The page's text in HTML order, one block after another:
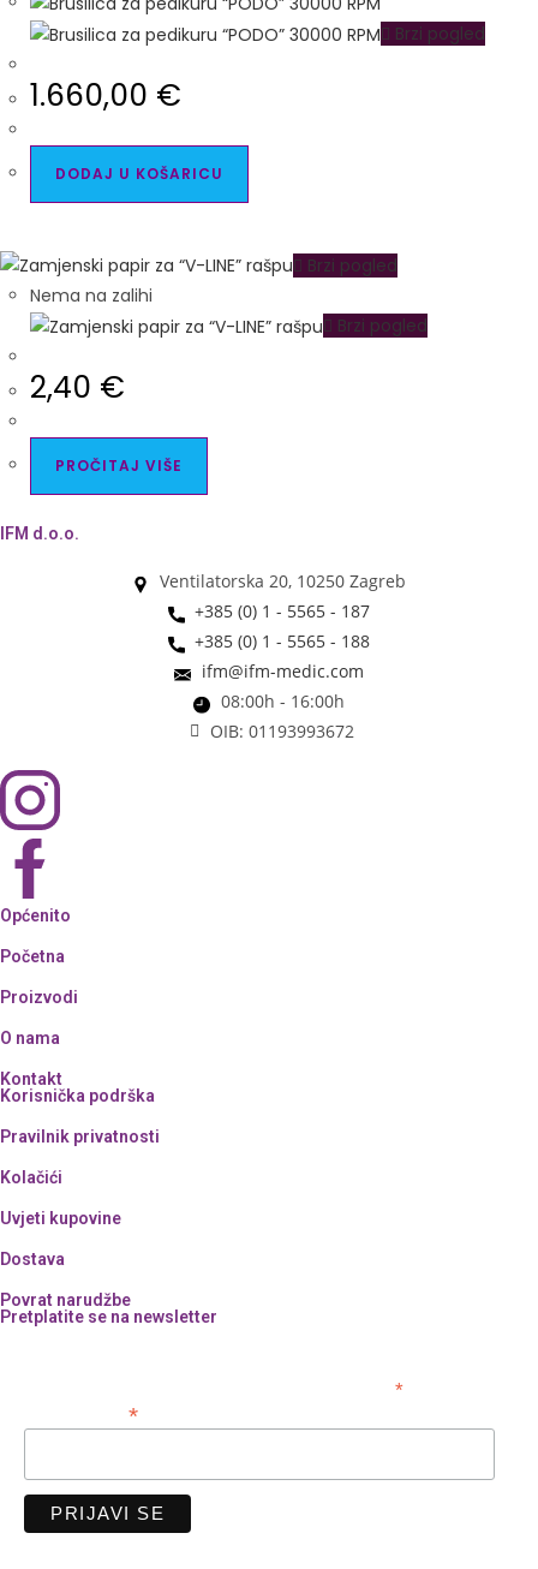
Brzi pogled
1.660,00 €
DODAJ U KOŠARICU
Brzi pogled
Nema na zalihi
Brzi pogled
2,40 €
PROČITAJ VIŠE
IFM d.o.o.
Ventilatorska 20, 10250 Zagreb
+385 (0) 1 - 5565 - 187
+385 (0) 1 - 5565 - 188
ifm@ifm-medic.com
08:00h - 16:00h
OIB: 01193993672
Općenito
Početna
Proizvodi
O nama
Kontakt
Korisnička podrška
Pravilnik privatnosti
Kolačići
Uvjeti kupovine
Dostava
Povrat narudžbe
Pretplatite se na newsletter
*obavezno polje
*